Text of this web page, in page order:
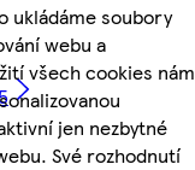
ukládáme soubory
webu a
všech cookies nám
jen nezbytné
Své rozhodnutí